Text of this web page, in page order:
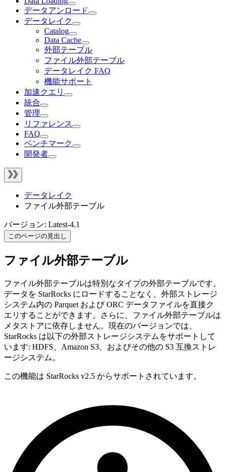
データアンロード
データレイク
Catalog
Data Cache
外部テーブル
ファイル外部テーブル
データレイク FAQ
機能サポート
加速クエリ
統合
管理
リファレンス
FAQ
ベンチマーク
開発者
データレイク
ファイル外部テーブル
バージョン: Latest-4.1
このページの見出し
ファイル外部テーブル
ファイル外部テーブルは特別なタイプの外部テーブルです。
データを StarRocks にロードすることなく、外部ストレージ
システム内の Parquet および ORC データファイルを直接ク
エリすることができます。さらに、ファイル外部テーブルは
メタストアに依存しません。現在のバージョンでは、
StarRocks は以下の外部ストレージシステムをサポートして
います: HDFS、Amazon S3、およびその他の S3 互換ストレ
ージシステム。
この機能は StarRocks v2.5 からサポートされています。